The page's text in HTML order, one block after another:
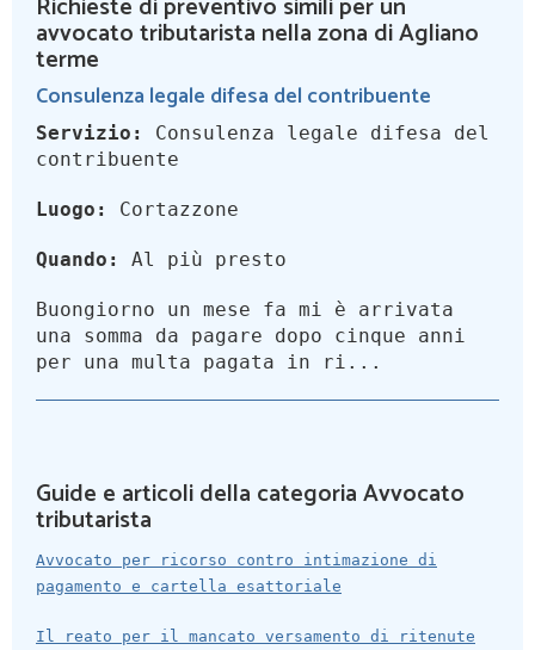
Richieste di preventivo simili per un
avvocato tributarista nella zona di Agliano
terme
Consulenza legale difesa del contribuente
Servizio:
Consulenza legale difesa del
contribuente
Luogo: Cortazzone
Quando: Al più presto
Buongiorno un mese fa mi è arrivata
una somma da pagare dopo cinque anni
per una multa pagata in ri...
Guide e articoli della categoria Avvocato
tributarista
Avvocato per ricorso contro intimazione di
pagamento e cartella esattoriale
Il reato per il mancato versamento di ritenute